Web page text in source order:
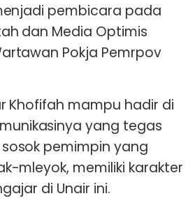
pembicara pada
dan Media Optimis
Pokja Pemrpov
Khofifah mampu hadir di
yang tegas
pemimpin yang
mleyok, memiliki karakter
di Unair ini.